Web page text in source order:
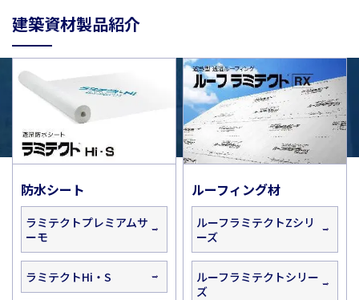
建築資材製品紹介
防水シート
ラミテクトプレミアムサ
ーモ
ラミテクトHi・S
ルーフィング材
ルーフラミテクトZシリ
ーズ
ルーフラミテクトシリー
ズ